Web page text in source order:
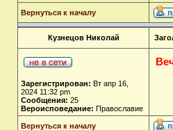
Вернуться к началу
Кузнецов Николай
Зарегистрирован: Вт апр 16,
2024 11:32 pm
Сообщения: 25
Вероисповедание: Православие
Вернуться к началу